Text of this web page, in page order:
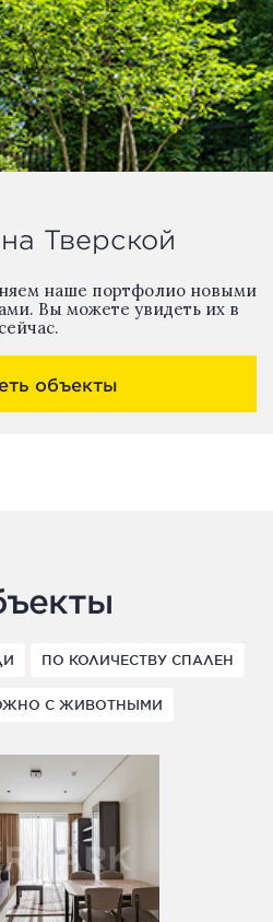
Тверской
наше портфолио новыми
Вы можете увидеть их в
объекты
ПО КОЛИЧЕСТВУ СПАЛЕН
С ЖИВОТНЫМИ